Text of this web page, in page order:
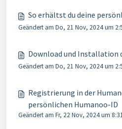
So erhältst du deine
Geändert am Do, 21 Nov, 2024 um
Download und Installation
Geändert am Do, 21 Nov, 2024 um
Registrierung in der
persönlichen Humanoo-ID
Geändert am Fr, 22 Nov, 2024 um